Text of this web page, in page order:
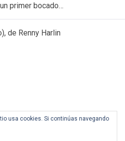
primer bocado…
de Renny Harlin
usa cookies. Si continúas navegando